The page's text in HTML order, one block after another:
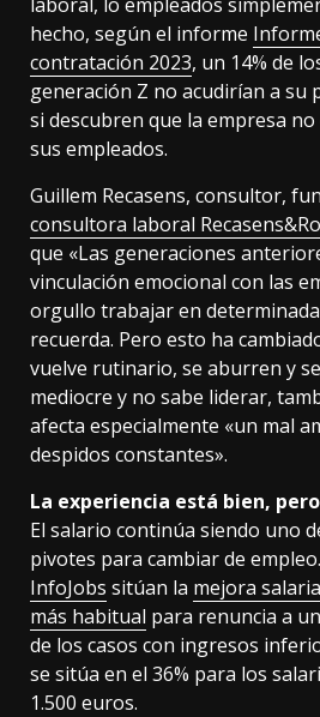
hecho, según el informe
contratación 2023, un 14% de
generación Z no acudirían a su
si descubren que la empresa
sus empleados.
Guillem Recasens, consultor,
consultora laboral
que «Las generaciones
vinculación emocional con las
orgullo trabajar en
recuerda. Pero esto ha
vuelve rutinario, se aburren y
mediocre y no sabe liderar,
afecta especialmente «un mal
despidos constantes».
La experiencia está bien,
El salario continúa siendo uno
pivotes para cambiar de
InfoJobs sitúan la mejora
más habitual para renuncia a
de los casos con ingresos
se sitúa en el 36% para los
1.500 euros.